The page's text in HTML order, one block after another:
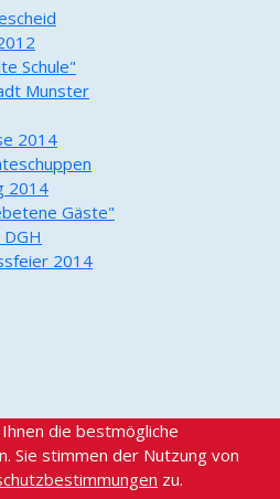
Schule"
Munster
2014
2014
Gäste"
2014
die bestmögliche
Sie stimmen der Nutzung von
zu.